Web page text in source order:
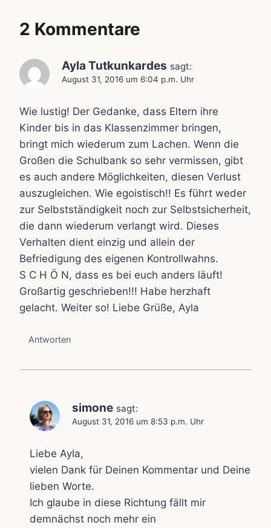
2 Kommentare
Ayla Tutkunkardes sagt:
August 31, 2016 um 6:04 p.m. Uhr
Wie lustig! Der Gedanke, dass Eltern ihre
Kinder bis in das Klassenzimmer bringen,
bringt mich wiederum zum Lachen. Wenn die
Großen die Schulbank so sehr vermissen, gibt
es auch andere Möglichkeiten, diesen Verlust
auszugleichen. Wie egoistisch!! Es führt weder
zur Selbstständigkeit noch zur Selbstsicherheit,
die dann wiederum verlangt wird. Dieses
Verhalten dient einzig und allein der
Befriedigung des eigenen Kontrollwahns.
S C H Ö N, dass es bei euch anders läuft!
Großartig geschrieben!!! Habe herzhaft
gelacht. Weiter so! Liebe Grüße, Ayla
Antworten
simone sagt:
August 31, 2016 um 8:53 p.m. Uhr
Liebe Ayla,
vielen Dank für Deinen Kommentar und Deine
lieben Worte.
Ich glaube in diese Richtung fällt mir
demnächst noch mehr ein